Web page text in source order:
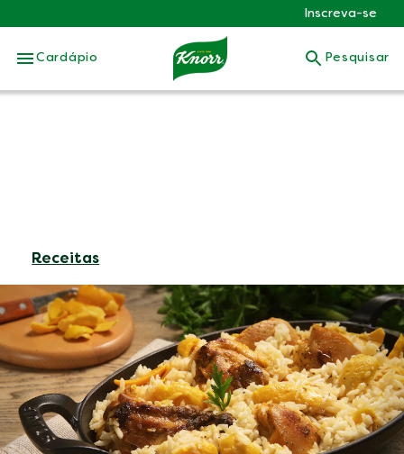
Skip to:
Inscreva-se
Cardápio Pesquisar
Receitas